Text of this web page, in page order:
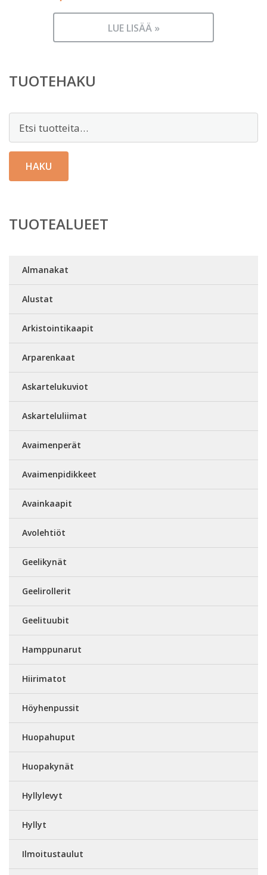
LUE LISÄÄ »
TUOTEHAKU
HAKU
TUOTEALUEET
Almanakat
Alustat
Arkistointikaapit
Arparenkaat
Askartelukuviot
Askarteluliimat
Avaimenperät
Avaimenpidikkeet
Avainkaapit
Avolehtiöt
Geelikynät
Geelirollerit
Geelituubit
Hamppunarut
Hiirimatot
Höyhenpussit
Huopahuput
Huopakynät
Hyllylevyt
Hyllyt
Ilmoitustaulut